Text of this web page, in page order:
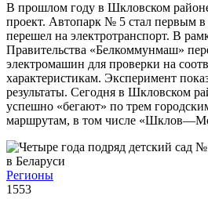
В прошлом году в Шкловском
проект. Автопарк № 5 стал первым в
перешел на электротранспорт. В
Правительства «Белкоммунмаш»
электромашин для проверки на
характеристикам. Эксперимент
результаты. Сегодня в Шкловском
успешно «бегают» по трем
маршрутам, в том числе
Регионы
1553